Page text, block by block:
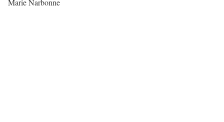
Marie Narbonne